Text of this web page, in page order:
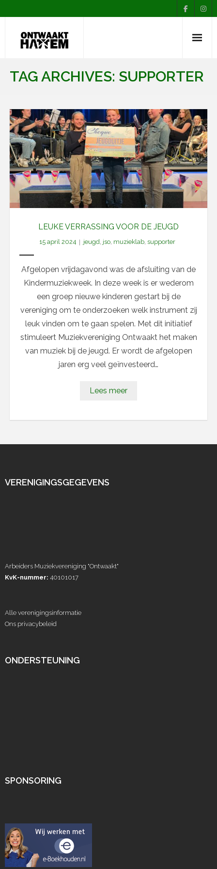
Over Ontwaakt
Afdelingen
Muziekopleiding
Contact
TAG ARCHIVES: SUPPORTER
LEUKE VERRASSING VOOR DE JEUGD
15 april 2024 jeugd, jso, muzieklab, supporter
Afgelopen vrijdagavond was de afsluiting van de
Kindermuziekweek. In deze week is er wederom
een groep nieuwe kinderen gestart bij de
vereniging om te onderzoeken welk instrument zij
leuk vinden om te gaan spelen. Met dit initiatief
stimuleert Muziekvereniging Ontwaakt het maken
van muziek bij de jeugd. Er wordt de afgelopen
jaren erg veel geïnvesteerd…
Lees meer
VERENIGINGSGEGEVENS
Arbeiders Muziekvereniging "Ontwaakt"
KvK-nummer: 40101017
Alle verenigingsinformatie
Ons privacybeleid
ONDERSTEUNING
SPONSORING